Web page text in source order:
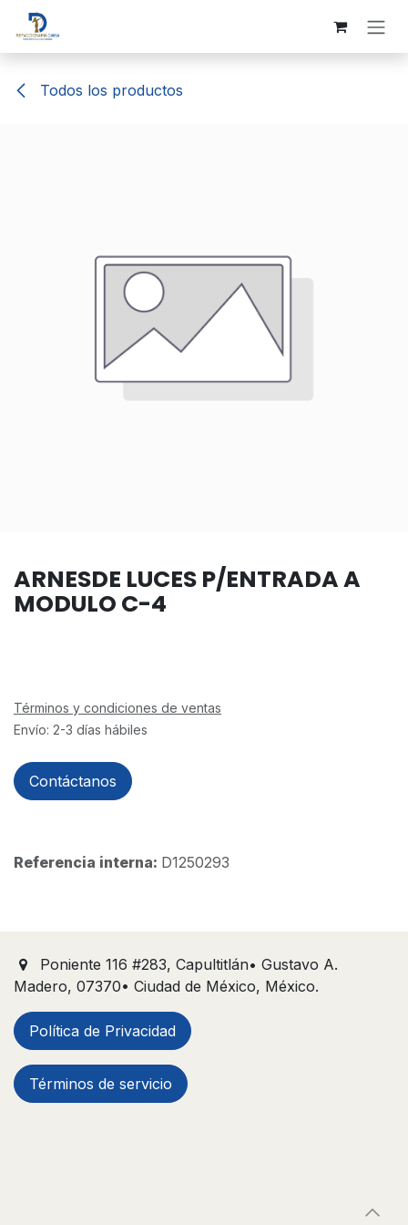
Ir al contenido
Todos los productos
ARNESDE LUCES P/ENTRADA A
MODULO C-4
Términos y condiciones de ventas
Envío: 2-3 días hábiles
Contáctanos
Referencia interna: D1250293
Poniente 116 #283, Capultitlán• Gustavo A.
Madero, 07370• Ciudad de México, México.
Política de Privacidad
Términos de servicio